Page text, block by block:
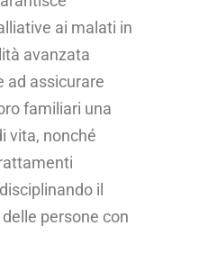
ai malati in
avanzata
ad assicurare
familiari una
vita, nonché
il
persone con